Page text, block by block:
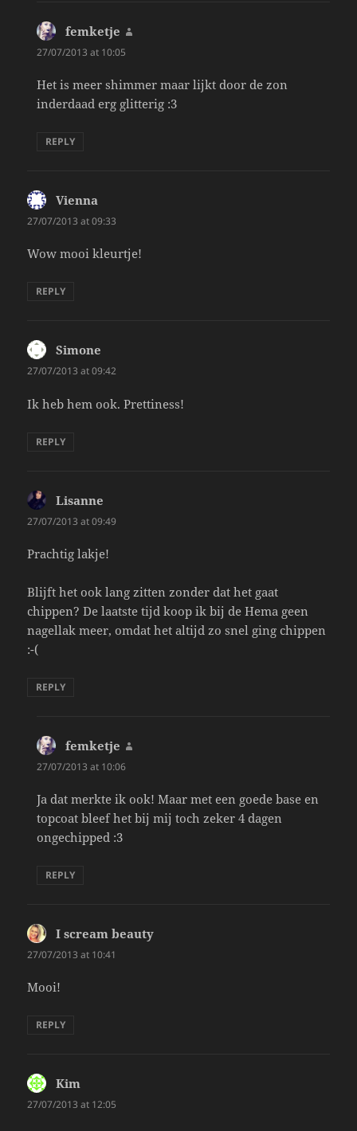
femketje
27/07/2013 at 10:05
Het is meer shimmer maar lijkt door de zon
inderdaad erg glitterig :3
REPLY
Vienna
27/07/2013 at 09:33
Wow mooi kleurtje!
REPLY
Simone
27/07/2013 at 09:42
Ik heb hem ook. Prettiness!
REPLY
Lisanne
27/07/2013 at 09:49
Prachtig lakje!
Blijft het ook lang zitten zonder dat het gaat
chippen? De laatste tijd koop ik bij de Hema geen
nagellak meer, omdat het altijd zo snel ging chippen
:-(
REPLY
femketje
27/07/2013 at 10:06
Ja dat merkte ik ook! Maar met een goede base en
topcoat bleef het bij mij toch zeker 4 dagen
ongechipped :3
REPLY
I scream beauty
27/07/2013 at 10:41
Mooi!
REPLY
Kim
27/07/2013 at 12:05